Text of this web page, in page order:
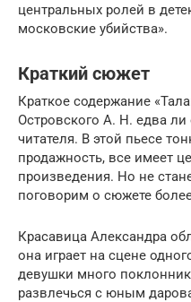
центральных ролей в
московские убийства».
Краткий сюжет
Краткое содержание
Островского А. Н. едва
читателя. В этой пьесе
продажность, все имеет
произведения. Но не
поговорим о сюжете
Красавица Александра
она играет на сцене
девушки много
развлечься с юным